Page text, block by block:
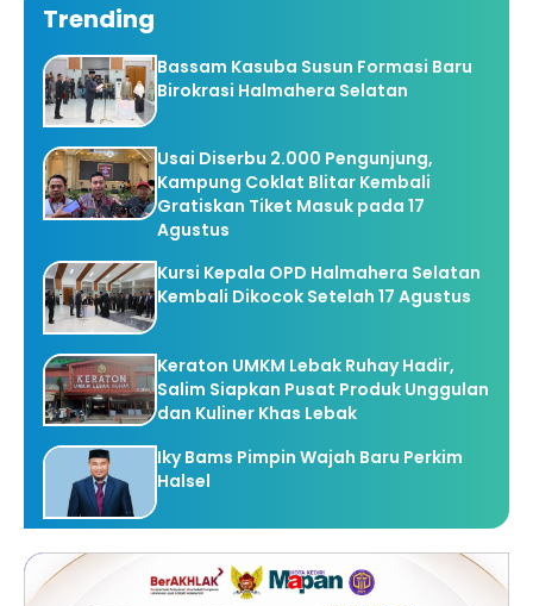
Trending
Bassam Kasuba Susun Formasi Baru
Birokrasi Halmahera Selatan
Usai Diserbu 2.000 Pengunjung,
Kampung Coklat Blitar Kembali
Gratiskan Tiket Masuk pada 17
Agustus
Kursi Kepala OPD Halmahera Selatan
Kembali Dikocok Setelah 17 Agustus
Keraton UMKM Lebak Ruhay Hadir,
Salim Siapkan Pusat Produk Unggulan
dan Kuliner Khas Lebak
Iky Bams Pimpin Wajah Baru Perkim
Halsel